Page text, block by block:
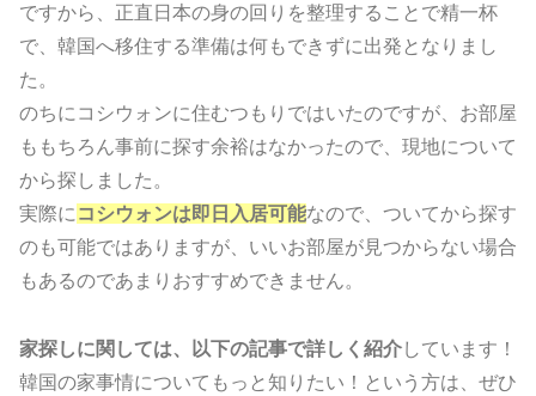
ですから、正直日本の身の回りを整理することで精一杯
で、韓国へ移住する準備は何もできずに出発となりまし
た。
のちにコシウォンに住むつもりではいたのですが、お部屋
ももちろん事前に探す余裕はなかったので、現地について
から探しました。
実際に コシウォンは即日入居可能なので、ついてから探す
のも可能ではありますが、いいお部屋が見つからない場合
もあるのであまりおすすめできません。
家探しに関しては、以下の記事で詳しく紹介しています！
韓国の家事情についてもっと知りたい！という方は、ぜひ